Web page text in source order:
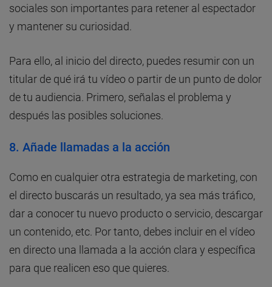
sociales son importantes para retener al espectador
y mantener su curiosidad.
Para ello, al inicio del directo, puedes resumir con un
titular de qué irá tu vídeo o partir de un punto de dolor
de tu audiencia. Primero, señalas el problema y
después las posibles soluciones.
8. Añade llamadas a la acción
Como en cualquier otra estrategia de marketing, con
el directo buscarás un resultado, ya sea más tráfico,
dar a conocer tu nuevo producto o servicio, descargar
un contenido, etc. Por tanto, debes incluir en el vídeo
en directo una llamada a la acción clara y específica
para que realicen eso que quieres.